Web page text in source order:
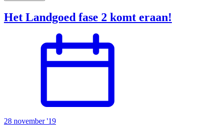
Het Landgoed fase 2 komt eraan!
28 november '19